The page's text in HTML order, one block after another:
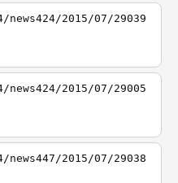
2015/07/29039
2015/07/29005
2015/07/29038